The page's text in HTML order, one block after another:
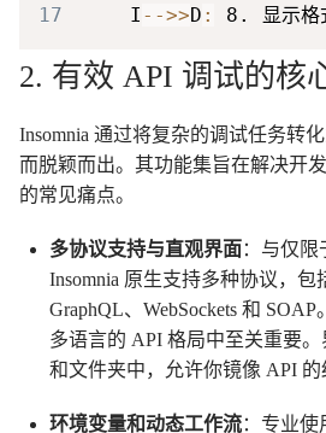
17
    I
-->>D : 8. 显示格
2. 有效 API 调试的核
Insomnia 通过将复杂的调试任务转
而脱颖而出。其功能集旨在解决开
的常见痛点。
多协议支持与直观界面：与仅限
Insomnia 原生支持多种协议，包
GraphQL、WebSockets 和
多语言的 API 格局中至关重要
和文件夹中，允许你镜像 API 的
环境变量和动态工作流：专业